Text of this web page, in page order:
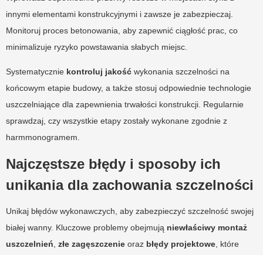
innymi elementami konstrukcyjnymi i zawsze je zabezpieczaj.
Monitoruj proces betonowania, aby zapewnić ciągłość prac, co
minimalizuje ryzyko powstawania słabych miejsc.
Systematycznie kontroluj jakość wykonania szczelności na
końcowym etapie budowy, a także stosuj odpowiednie technologie
uszczelniające dla zapewnienia trwałości konstrukcji. Regularnie
sprawdzaj, czy wszystkie etapy zostały wykonane zgodnie z
harmmonogramem.
Najczęstsze błędy i sposoby ich
unikania dla zachowania szczelności
Unikaj błędów wykonawczych, aby zabezpieczyć szczelność swojej
białej wanny. Kluczowe problemy obejmują niewłaściwy montaż
uszczelnień, złe zagęszczenie oraz błędy projektowe, które